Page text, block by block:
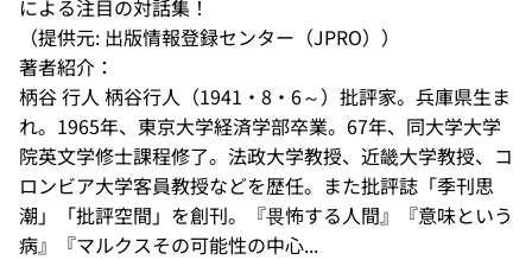
による注目の対話集！
（提供元: 出版情報登録センター（JPRO））
著者紹介：
柄谷 行人 柄谷行人（1941・8・6～）批評家。兵庫県生ま
れ。1965年、東京大学経済学部卒業。67年、同大学大学
院英文学修士課程修了。法政大学教授、近畿大学教授、コ
ロンビア大学客員教授などを歴任。また批評誌「季刊思
潮」「批評空間」を創刊。『畏怖する人間』『意味という
病』『マルクスその可能性の中心...